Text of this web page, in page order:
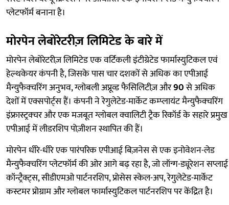
प्लेटफॉर्म बनाना है।
मोरपेन लेबोरेटरीज़ लिमिटेड के बारे में
मोरपेन लेबोरेटरीज़ लिमिटेड एक वर्टिकली इंटीग्रेटेड फार्मास्युटिकल एवं
हेल्थकेयर कंपनी है, जिसके पास चार दशकों से अधिक का एपीआई
मैन्युफैक्चरिंग अनुभव, ग्लोबली अप्रूव्ड फैसिलिटीज़ और90से अधिक
देशों में एक्सपोर्ट्स हैं। कंपनी ने रेगुलेटेड-मार्केट कम्प्लायंट मैन्युफैक्चरिंग
इंफ्रास्ट्रक्चर और एक मजबूत ग्लोबल क्वालिटी ट्रैक रिकॉर्ड के सहारे प्रमुख
एपीआई में लीडरशिप पोज़ीशन स्थापित की हैं।
मोरपेन धीरे-धीरे एक पारंपरिक एपीआई बिज़नेस से एक इनोवेशन-लेड
मैन्युफैक्चरिंग प्लेटफॉर्म की ओर आगे बढ़ रहा है, जो लॉन्ग-ड्यूरेशन सप्लाई
कॉन्ट्रैक्ट्स, सीडीएमओ पार्टनरशिप, प्रोसेस स्केल-अप, रेगुलेटेड-मार्केट
कस्टमर प्रोग्राम और ग्लोबल फार्मास्युटिकल पार्टनरशिप पर केंद्रित है।